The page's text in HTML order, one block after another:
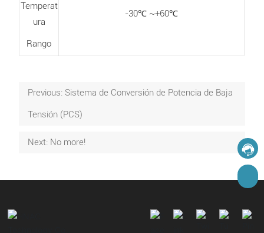
Temperat
ura
Rango
-30℃ ~+60℃
Previous: Sistema de Conversión de Potencia de Baja
Tensión (PCS)
Next: No more!